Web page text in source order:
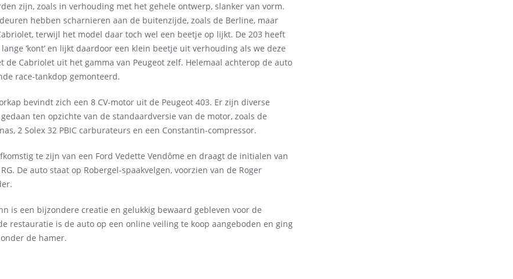
zijn, zoals in verhouding met het gehele ontwerp, slanker van vorm.
hebben scharnieren aan de buitenzijde, zoals de Berline, maar
terwijl het model daar toch wel een beetje op lijkt. De 203 heeft
‘kont’ en lijkt daardoor een klein beetje uit verhouding als we deze
de Cabriolet uit het gamma van Peugeot zelf. Helemaal achterop de auto
race-tankdop gemonteerd.
bevindt zich een 8 CV-motor uit de Peugeot 403. Er zijn diverse
ten opzichte van de standaardversie van de motor, zoals de
2 Solex 32 PBIC carburateurs en een Constantin-compressor.
te zijn van een Ford Vedette Vendôme en draagt de initialen van
De auto staat op Robergel-spaakvelgen, voorzien van de Roger
is een bijzondere creatie en gelukkig bewaard gebleven voor de
restauratie is de auto op een online veiling te koop aangeboden en ging
de hamer.